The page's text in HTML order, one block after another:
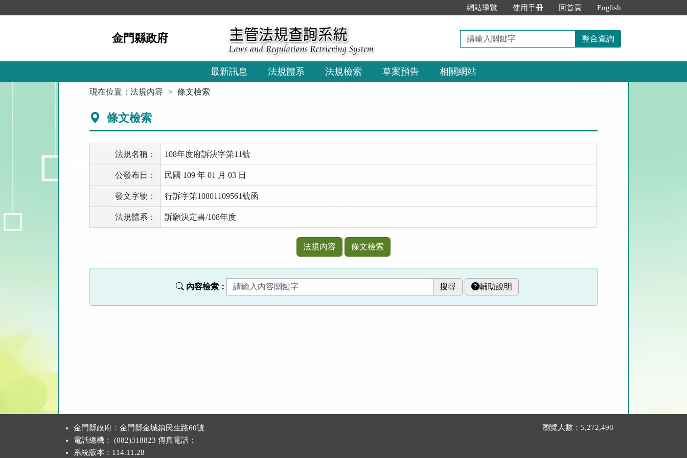
到
網站導覽 使用手冊 回首頁 English
金門縣政府
請
輸
入
關
鍵
整合查詢
最新訊息 法規體系 法規檢索 草案預告 相關網站
現在位置：法規內容 條文檢索
條文檢索
法規名稱： 108年度府訴決字第11號
公發布日： 民國 109 年 01 月 03 日
發文字號： 行訴字第10801109561號函
法規體系： 訴願決定書/108年度
功
鈕
法規內容 條文檢索
內容檢索： 輔助說明
金門縣政府：金門縣金城鎮民生路60號
電話總機： (082)318823 傳真電話：
系統版本： 114.11.28
瀏覽人數：5,272,498